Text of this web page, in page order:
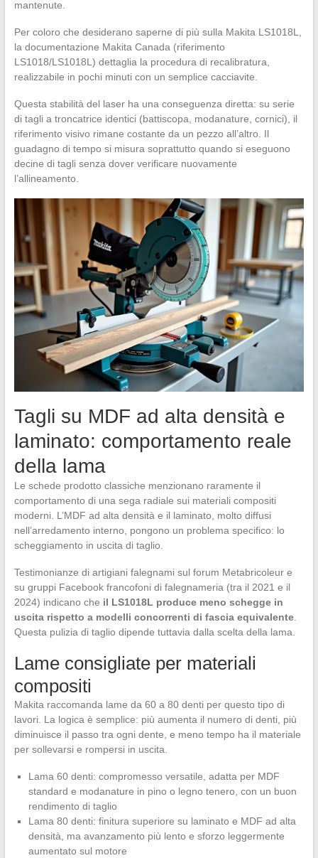
mantenute.
Per coloro che desiderano saperne di più sulla Makita LS1018L,
la documentazione Makita Canada (riferimento
LS1018/LS1018L) dettaglia la procedura di recalibratura,
realizzabile in pochi minuti con un semplice cacciavite.
Questa stabilità del laser ha una conseguenza diretta: su serie
di tagli a troncatrice identici (battiscopa, modanature, cornici), il
riferimento visivo rimane costante da un pezzo all’altro. Il
guadagno di tempo si misura soprattutto quando si eseguono
decine di tagli senza dover verificare nuovamente
l’allineamento.
Tagli su MDF ad alta densità e
laminato: comportamento reale
della lama
Le schede prodotto classiche menzionano raramente il
comportamento di una sega radiale sui materiali compositi
moderni. L’MDF ad alta densità e il laminato, molto diffusi
nell’arredamento interno, pongono un problema specifico: lo
scheggiamento in uscita di taglio.
Testimonianze di artigiani falegnami sul forum Metabricoleur e
su gruppi Facebook francofoni di falegnameria (tra il 2021 e il
2024) indicano che il LS1018L produce meno schegge in
uscita rispetto a modelli concorrenti di fascia equivalente.
Questa pulizia di taglio dipende tuttavia dalla scelta della lama.
Lame consigliate per materiali
compositi
Makita raccomanda lame da 60 a 80 denti per questo tipo di
lavori. La logica è semplice: più aumenta il numero di denti, più
diminuisce il passo tra ogni dente, e meno tempo ha il materiale
per sollevarsi e rompersi in uscita.
Lama 60 denti: compromesso versatile, adatta per MDF
standard e modanature in pino o legno tenero, con un buon
rendimento di taglio
Lama 80 denti: finitura superiore su laminato e MDF ad alta
densità, ma avanzamento più lento e sforzo leggermente
aumentato sul motore